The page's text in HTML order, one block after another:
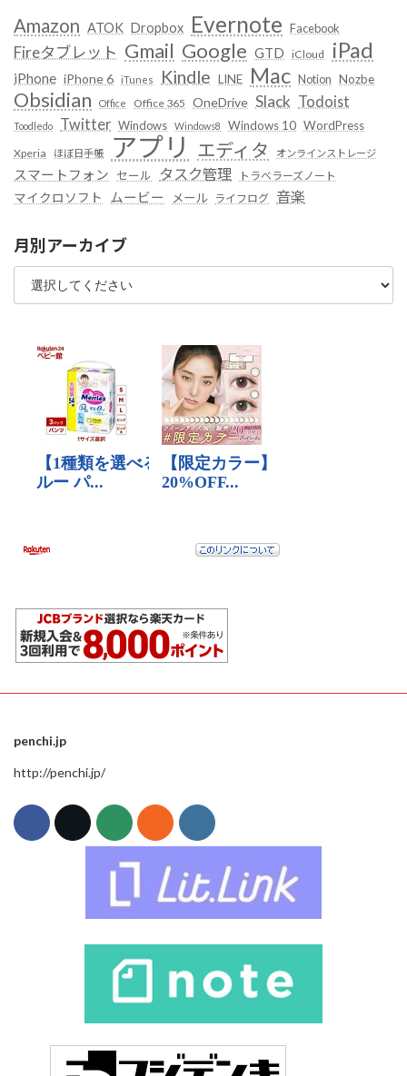
Amazon ATOK Dropbox Evernote Facebook
Fireタブレット Gmail Google GTD iCloud iPad
iPhone iPhone 6 iTunes Kindle LINE Mac Notion Nozbe
Obsidian Office Office 365 OneDrive Slack Todoist
Toodledo Twitter Windows Windows8 Windows 10 WordPress
Xperia ほぼ日手帳 アプリ エディタ オンラインストレージ
スマートフォン セール タスク管理 トラベラーズノート
マイクロソフト ムービー メール ライフログ 音楽
月別アーカイブ
penchi.jp
http://penchi.jp/